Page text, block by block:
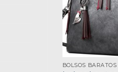
BOLSOS BARATOS